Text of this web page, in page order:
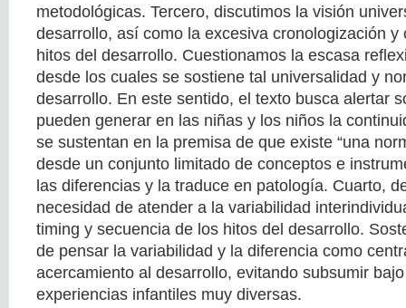
metodológicas. Tercero, discutimos la visión
desarrollo, así como la excesiva cronologización y
hitos del desarrollo. Cuestionamos la escasa
desde los cuales se sostiene tal universalidad y
desarrollo. En este sentido, el texto busca alertar
pueden generar en las niñas y los niños la
se sustentan en la premisa de que existe “una
desde un conjunto limitado de conceptos e
las diferencias y la traduce en patología. Cuarto,
necesidad de atender a la variabilidad
timing y secuencia de los hitos del desarrollo.
de pensar la variabilidad y la diferencia como
acercamiento al desarrollo, evitando subsumir
experiencias infantiles muy diversas.